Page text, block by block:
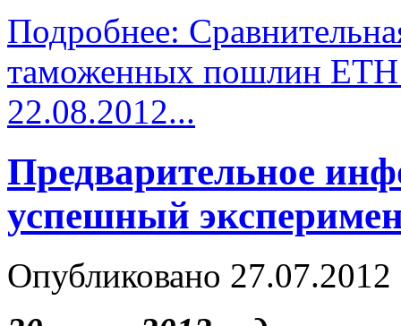
Подробнее:
таможенных пошлин
22.08.2012...
Предварительное
успешный
Опубликовано 27.07.2012